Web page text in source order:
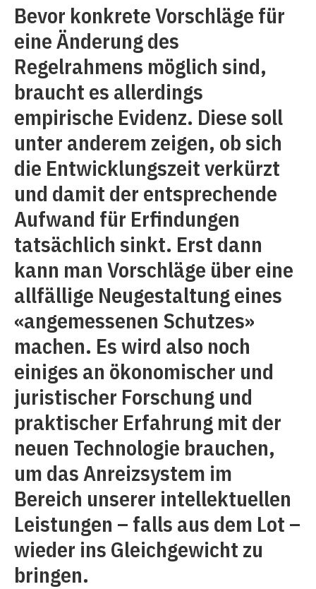
Bevor konkrete Vorschläge für
eine Änderung des
Regelrahmens möglich sind,
braucht es allerdings
empirische Evidenz. Diese soll
unter anderem zeigen, ob sich
die Entwicklungszeit verkürzt
und damit der entsprechende
Aufwand für Erfindungen
tatsächlich sinkt. Erst dann
kann man Vorschläge über eine
allfällige Neugestaltung eines
«angemessenen Schutzes»
machen. Es wird also noch
einiges an ökonomischer und
juristischer Forschung und
praktischer Erfahrung mit der
neuen Technologie brauchen,
um das Anreizsystem im
Bereich unserer intellektuellen
Leistungen – falls aus dem Lot –
wieder ins Gleichgewicht zu
bringen.